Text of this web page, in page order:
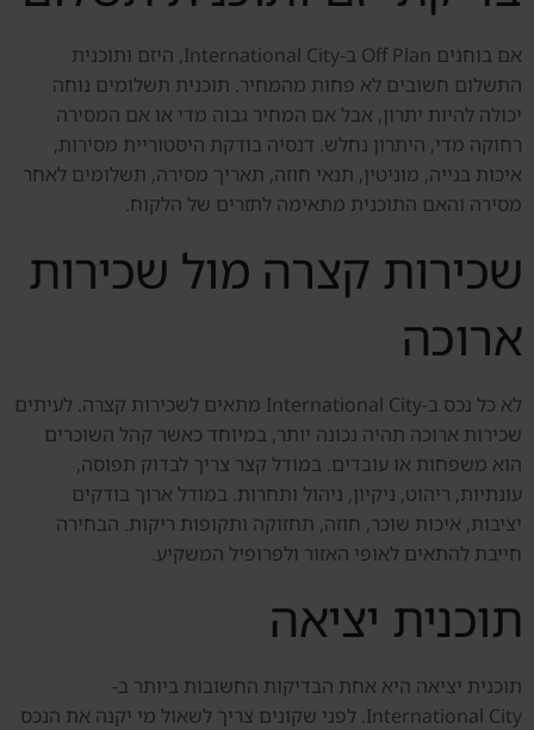
אם בוחנים Off Plan ב-International City, היזם ותוכנית
התשלום חשובים לא פחות מהמחיר. תוכנית תשלומים נוחה
יכולה להיות יתרון, אבל אם המחיר גבוה מדי או אם המסירה
רחוקה מדי, היתרון נחלש. דנסיה בודקת היסטוריית מסירות,
איכות בנייה, מוניטין, תנאי חוזה, תאריך מסירה, תשלומים לאחר
מסירה והאם התוכנית מתאימה לתזרים של הלקוח.
שכירות קצרה מול שכירות
ארוכה
לא כל נכס ב-International City מתאים לשכירות קצרה. לעיתים
שכירות ארוכה תהיה נכונה יותר, במיוחד כאשר קהל השוכרים
הוא משפחות או עובדים. במודל קצר צריך לבדוק תפוסה,
עונתיות, ריהוט, ניקיון, ניהול ותחרות. במודל ארוך בודקים
יציבות, איכות שוכר, חוזה, תחזוקה ותקופות ריקות. הבחירה
חייבת להתאים לאופי האזור ולפרופיל המשקיע.
תוכנית יציאה
תוכנית יציאה היא אחת הבדיקות החשובות ביותר ב-
International City. לפני שקונים צריך לשאול מי יקנה את הנכס